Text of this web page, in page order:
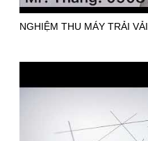
NGHIỆM THU MÁY TRẢI VẢI